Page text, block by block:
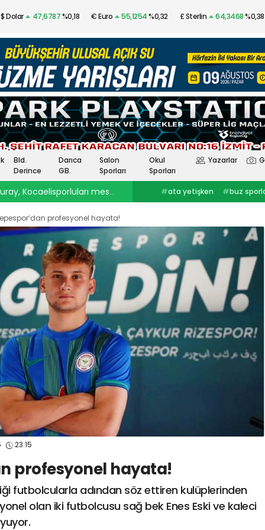
$ Dolar 47,6787%0,18 € Euro 55,1254%0,32 £ Sterlin 64,3468%0,38
Bld.
Derince
Darıca
GB.
Salon
Sporları
Okul
Sporları
Yazarlar
Kocaelisporluları mest etti Onurcan Piri: Kocaeli Stadı’nın atmosferini
#ata yetişken #buz sporlarıkocaelispor
haberleri
#göztepekocaelispor
#
selçuk inankağıtspor
ercinkocaelispor
#hodri meydanFurkan
Akar
Ata YetişkenKocaelispor
#Smolcic #Kocaelispor haberleri
#Selçuk İnan
#Kocaelispor
#Kocaelispor #
Yalçın
Enes Çinemre
#
Serdar
#seka park
spor41
#
spor41
kocaelispor
profesyonel hayata!
23:15
profesyonel hayata!
futbolcularla adından söz ettiren kulüplerinden
olan iki futbolcusu sağ bek Enes Eski ve kaleci